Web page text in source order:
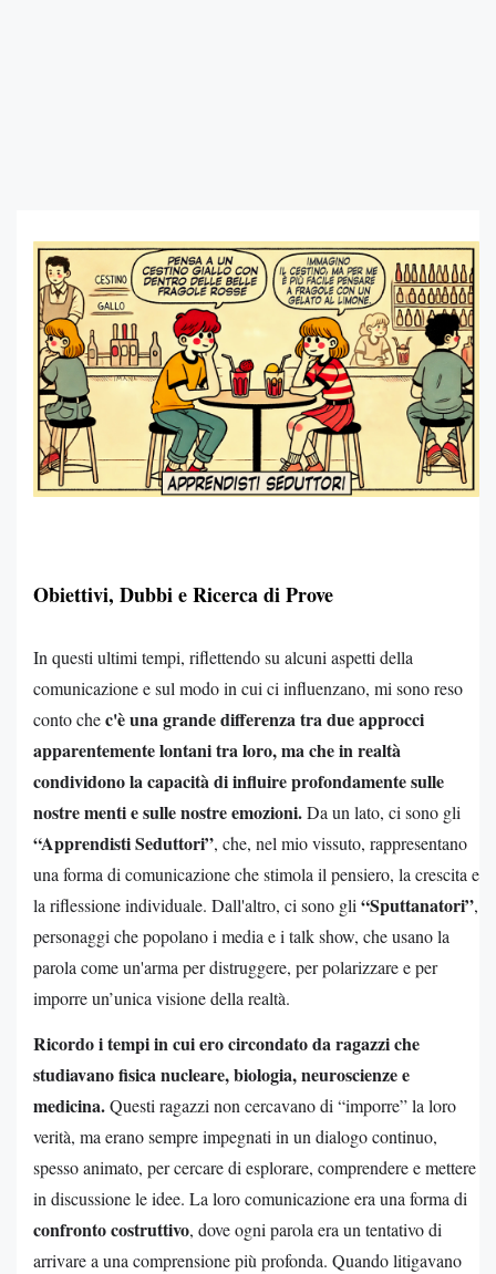
Obiettivi, Dubbi e Ricerca di Prove
In questi ultimi tempi, riflettendo su alcuni aspetti della
comunicazione e sul modo in cui ci influenzano, mi sono reso
conto chec'è una grande differenza tra due approcci
apparentemente lontani tra loro, ma che in realtà
condividono la capacità di influire profondamente sulle
nostre menti e sulle nostre emozioni.Da un lato, ci sono gli
“Apprendisti Seduttori”, che, nel mio vissuto, rappresentano
una forma di comunicazione che stimola il pensiero, la crescita e
la riflessione individuale. Dall'altro, ci sono gli“Sputtanatori”,
personaggi che popolano i media e i talk show, che usano la
parola come un'arma per distruggere, per polarizzare e per
imporre un’unica visione della realtà.
Ricordo i tempi in cui ero circondato da ragazzi che
studiavano fisica nucleare, biologia, neuroscienze e
medicina.Questi ragazzi non cercavano di “imporre” la loro
verità, ma erano sempre impegnati in un dialogo continuo,
spesso animato, per cercare di esplorare, comprendere e mettere
in discussione le idee. La loro comunicazione era una forma di
confronto costruttivo, dove ogni parola era un tentativo di
arrivare a una comprensione più profonda. Quando litigavano